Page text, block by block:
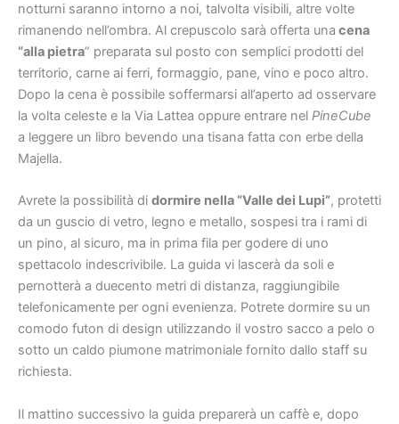
notturni saranno intorno a noi, talvolta visibili, altre volte
rimanendo nell’ombra. Al crepuscolo sarà offerta una cena
“alla pietra” preparata sul posto con semplici prodotti del
territorio, carne ai ferri, formaggio, pane, vino e poco altro.
Dopo la cena è possibile soffermarsi all’aperto ad osservare
la volta celeste e la Via Lattea oppure entrare nel PineCube
a leggere un libro bevendo una tisana fatta con erbe della
Majella.
Avrete la possibilità di dormire nella “Valle dei Lupi”, protetti
da un guscio di vetro, legno e metallo, sospesi tra i rami di
un pino, al sicuro, ma in prima fila per godere di uno
spettacolo indescrivibile. La guida vi lascerà da soli e
pernotterà a duecento metri di distanza, raggiungibile
telefonicamente per ogni evenienza. Potrete dormire su un
comodo futon di design utilizzando il vostro sacco a pelo o
sotto un caldo piumone matrimoniale fornito dallo staff su
richiesta.
Il mattino successivo la guida preparerà un caffè e, dopo